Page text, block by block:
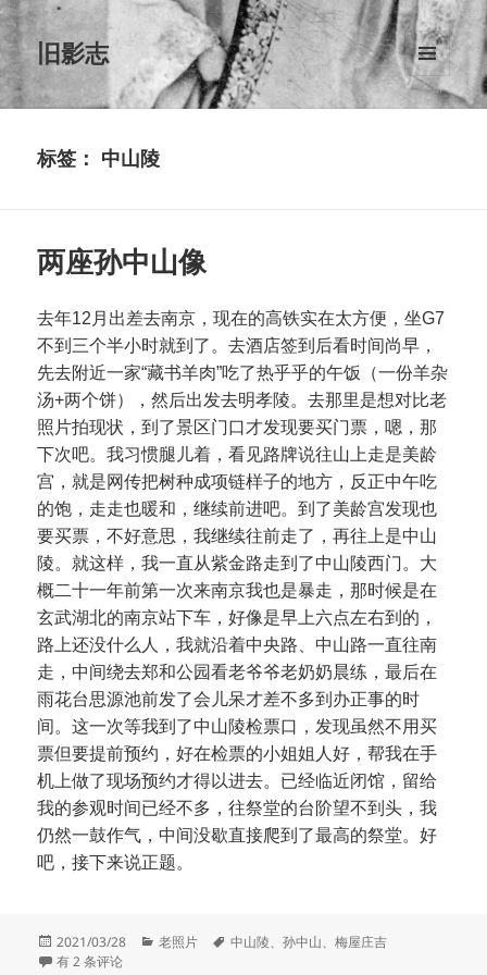
旧影志
菜单和
挂件
标签： 中山陵
两座孙中山像
去年12月出差去南京，现在的高铁实在太方便，坐G7
不到三个半小时就到了。去酒店签到后看时间尚早，
先去附近一家“藏书羊肉”吃了热乎乎的午饭（一份羊杂
汤+两个饼），然后出发去明孝陵。去那里是想对比老
照片拍现状，到了景区门口才发现要买门票，嗯，那
下次吧。我习惯腿儿着，看见路牌说往山上走是美龄
宫，就是网传把树种成项链样子的地方，反正中午吃
的饱，走走也暖和，继续前进吧。到了美龄宫发现也
要买票，不好意思，我继续往前走了，再往上是中山
陵。就这样，我一直从紫金路走到了中山陵西门。大
概二十一年前第一次来南京我也是暴走，那时候是在
玄武湖北的南京站下车，好像是早上六点左右到的，
路上还没什么人，我就沿着中央路、中山路一直往南
走，中间绕去郑和公园看老爷爷老奶奶晨练，最后在
雨花台思源池前发了会儿呆才差不多到办正事的时
间。这一次等我到了中山陵检票口，发现虽然不用买
票但要提前预约，好在检票的小姐姐人好，帮我在手
机上做了现场预约才得以进去。已经临近闭馆，留给
我的参观时间已经不多，往祭堂的台阶望不到头，我
仍然一鼓作气，中间没歇直接爬到了最高的祭堂。好
吧，接下来说正题。
发
布
2021/03/28
分
老照片
标
中山陵、孙中山、梅屋庄吉
两座孙中山像
有 2 条评论